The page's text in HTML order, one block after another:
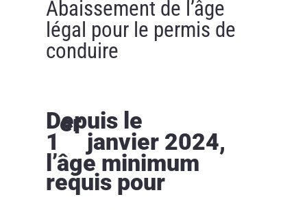
Abaissement de l’âge
légal pour le permis de
conduire
Depuis le
1
er
janvier 2024,
l’âge minimum
requis pour